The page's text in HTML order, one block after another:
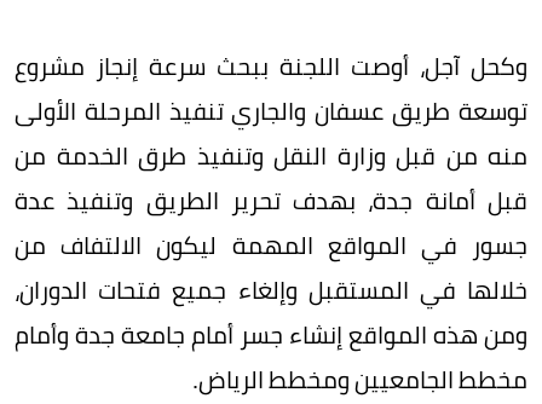
وكحل آجل، أوصت اللجنة ببحث سرعة إنجاز مشروع
توسعة طريق عسفان والجاري تنفيذ المرحلة الأولى
منه من قبل وزارة النقل وتنفيذ طرق الخدمة من
قبل أمانة جدة، بهدف تحرير الطريق وتنفيذ عدة
جسور في المواقع المهمة ليكون الالتفاف من
خلالها في المستقبل وإلغاء جميع فتحات الدوران،
ومن هذه المواقع إنشاء جسر أمام جامعة جدة وأمام
مخطط الجامعيين ومخطط الرياض.